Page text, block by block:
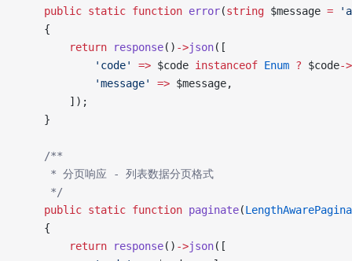
    public
static function error(string $message =
    {
        return
response() ->json([
            'code'
=> $code instanceof Enum ? $code->
            'message'
=> $message,
        ]);
    }
    /**
     * 分页响应 - 列表数据分页格式
     */
    public
static function paginate(
    {
        return
response() ->json([